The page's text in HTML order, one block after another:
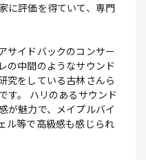
に評価を得ていて、専門
サイドバックのコンサー
の中間のようなサウンド
究をしている古林さんら
す。 ハリのあるサウンド
が魅力で、メイプルバイ
ル等で高級感も感じられ